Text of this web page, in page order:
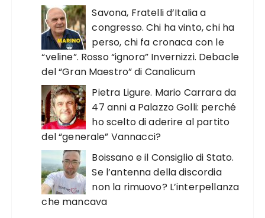
Savona, Fratelli d’Italia a
congresso. Chi ha vinto, chi ha
perso, chi fa cronaca con le
“veline”. Rosso “ignora” Invernizzi. Debacle
del “Gran Maestro” di Canalicum
Pietra Ligure. Mario Carrara da
47 anni a Palazzo Golli: perché
ho scelto di aderire al partito
del “generale” Vannacci?
Boissano e il Consiglio di Stato.
Se l’antenna della discordia
non la rimuovo? L’interpellanza
che mancava